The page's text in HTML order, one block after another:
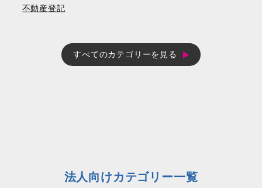
不動産登記
すべてのカテゴリーを見る
法人向けカテゴリー一覧